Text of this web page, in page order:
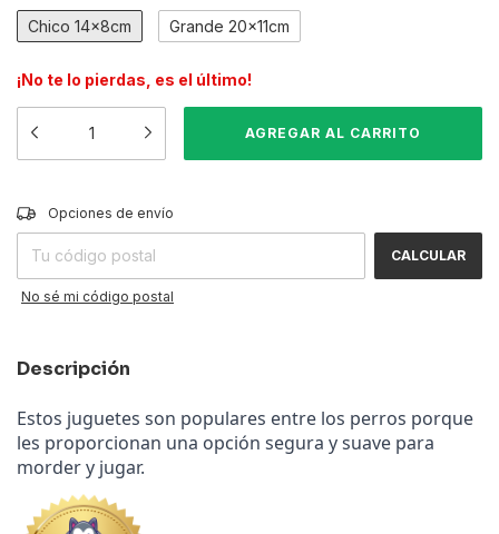
Chico 14x8cm Grande 20x11cm
¡No te lo pierdas, es el último!
Entregas para el CP:
Opciones de envío
CALCULAR
No sé mi código postal
Descripción
Estos juguetes son populares entre los perros porque
les proporcionan una opción segura y suave para
morder y jugar.